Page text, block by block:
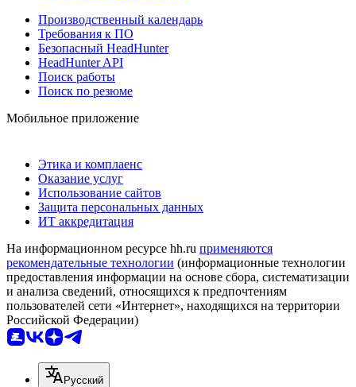
Производственный календарь
Требования к ПО
Безопасный HeadHunter
HeadHunter API
Поиск работы
Поиск по резюме
Мобильное приложение
Этика и комплаенс
Оказание услуг
Использование сайтов
Защита персональных данных
ИТ аккредитация
На информационном ресурсе hh.ru применяются
рекомендательные технологии (информационные технологии
предоставления информации на основе сбора, систематизации
и анализа сведений, относящихся к предпочтениям
пользователей сети «Интернет», находящихся на территории
Российской Федерации)
Русский